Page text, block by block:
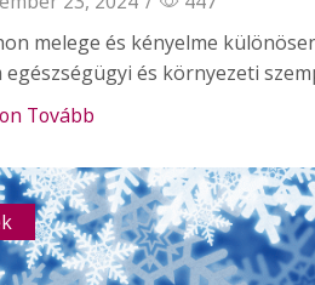
melege és kényelme
egészségügyi és környezeti
Tovább